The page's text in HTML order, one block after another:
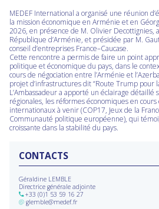
MEDEF International a organisé une réunion
la mission économique en Arménie et en
2026, en présence de M. Olivier Decottignies,
République d’Arménie, et présidée par M.
conseil d’entreprises France–Caucase.
Cette rencontre a permis de faire un point
politique et économique du pays, dans le
cours de négociation entre l’Arménie et
projet d’infrastructures dit “Route Trump pour
L’Ambassadeur a apporté un éclairage détaillé
régionales, les réformes économiques en
internationaux à venir (COP17, Jeux de la
Communauté politique européenne), qui
croissante dans la stabilité du pays.
CONTACTS
Géraldine LEMBLE
Directrice générale adjointe
+33 (0)1 53 59 16 27
@ glemble@medef.fr